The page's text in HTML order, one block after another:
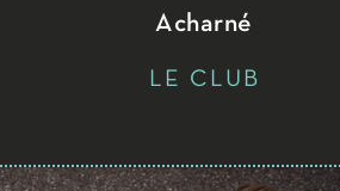
Acharné
LE CLUB